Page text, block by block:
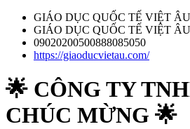
GIÁO DỤC QUỐC TẾ VIỆT ÂU
GIÁO DỤC QUỐC TẾ VIỆT ÂU
09020200500888085050
https://giaoducvietau.com/
🌟 CÔNG TY
CHÚC MỪNG 🌟